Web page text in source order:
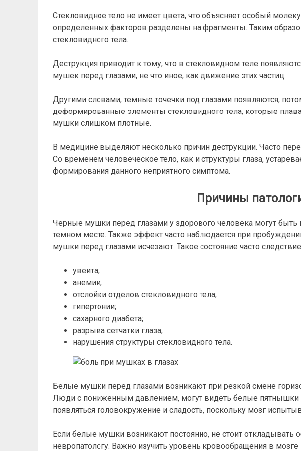
Стекловидное тело не имеет цвета, что объясняет особый
определенных факторов разделены на фрагменты. Таким
стекловидного тела.
Деструкция приводит к тому, что в стекловидном теле
мушек перед глазами, не что иное, как движение этих частиц.
Другими словами, темные точечки под глазами появляются,
деформированные элементы стекловидного тела, которые
мушки слишком плотные.
В медицине выделяют несколько причин деструкции. Часто
Со временем человеческое тело, как и структуры глаза,
формирования данного неприятного симптома.
Причины
Черные мушки перед глазами у здорового человека могут
темном месте. Также эффект часто наблюдается при
мушки перед глазами исчезают. Такое состояние часто
увеита;
анемии;
отслойки отделов стекловидного тела;
гипертонии;
сахарного диабета;
разрыва сетчатки глаза;
нарушения структуры стекловидного тела.
Белые мушки перед глазами возникают при резкой смене
Люди с пониженным давлением, могут видеть белые пятнышки
появляться головокружение и сладость, поскольку мозг
Если белые мушки возникают постоянно, не стоит откладывать
невропатологу. Важно изучить уровень кровообращения в